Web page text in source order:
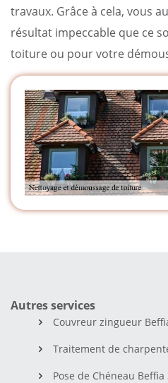
travaux. Grâce à cela, vous
résultat impeccable que ce
toiture ou pour votre
Autres services
Couvreur zingueur
Traitement de
Pose de Chéneau Beffia